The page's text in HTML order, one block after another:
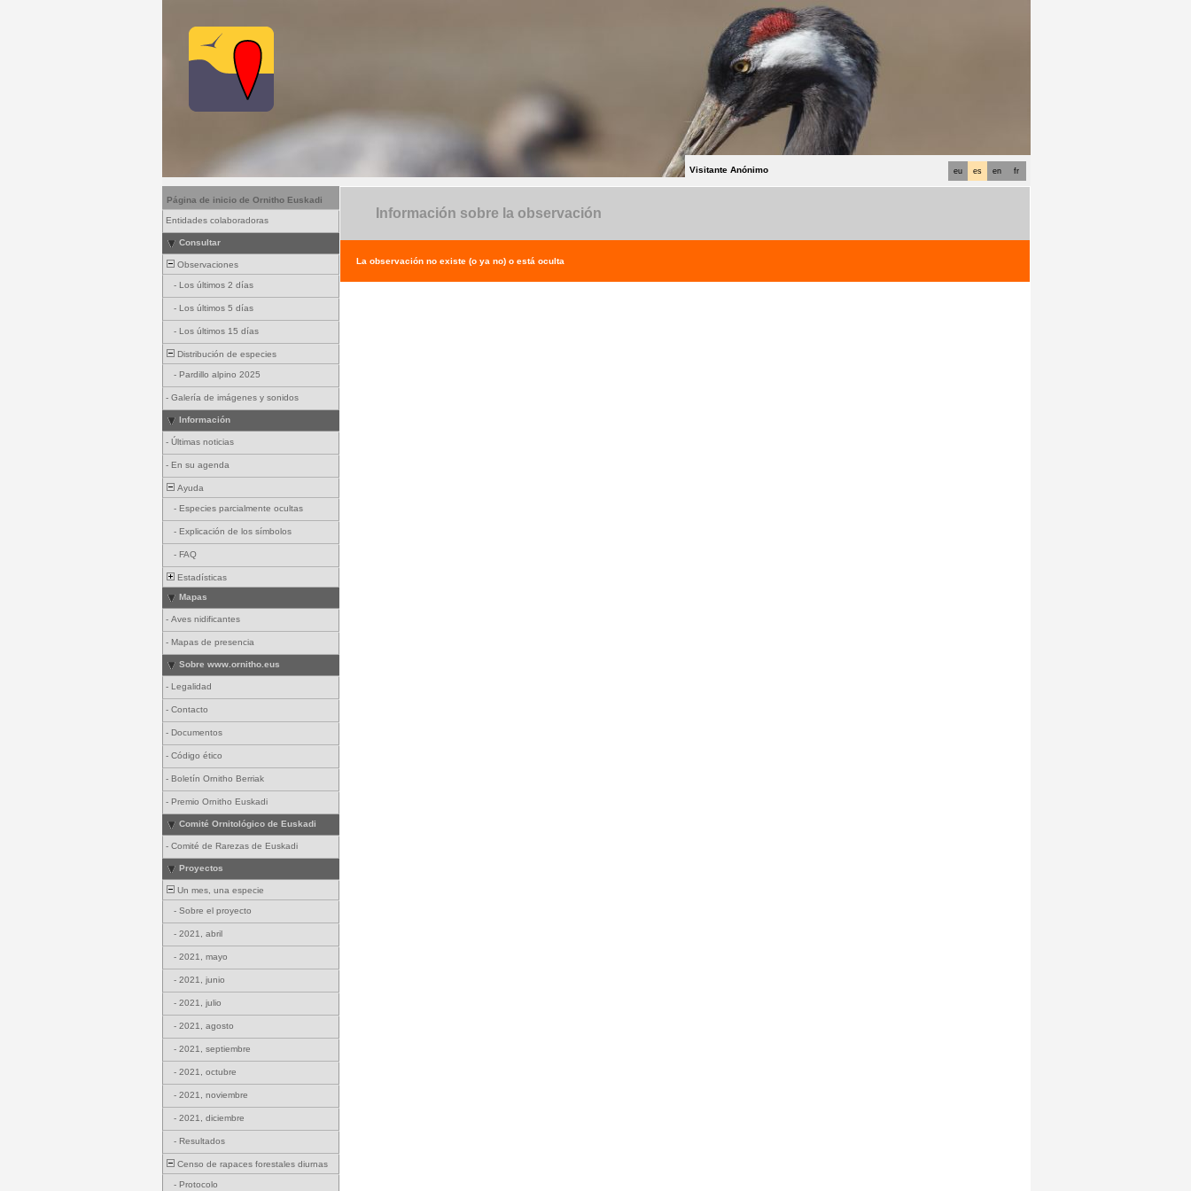
fr
en
es
eu
Visitante Anónimo
Página de inicio de Ornitho Euskadi
Entidades colaboradoras
Consultar
Observaciones
- Los últimos 2 días
- Los últimos 5 días
- Los últimos 15 días
Distribución de especies
- Pardillo alpino 2025
- Galería de imágenes y sonidos
Información
- Últimas noticias
- En su agenda
Ayuda
- Especies parcialmente ocultas
- Explicación de los símbolos
- FAQ
Estadísticas
Mapas
- Aves nidificantes
- Mapas de presencia
Sobre www.ornitho.eus
- Legalidad
- Contacto
- Documentos
- Código ético
- Boletín Ornitho Berriak
- Premio Ornitho Euskadi
Comité Ornitológico de Euskadi
- Comité de Rarezas de Euskadi
Proyectos
Un mes, una especie
- Sobre el proyecto
- 2021, abril
- 2021, mayo
- 2021, junio
- 2021, julio
- 2021, agosto
- 2021, septiembre
- 2021, octubre
- 2021, noviembre
- 2021, diciembre
- Resultados
Censo de rapaces forestales diurnas
- Protocolo
Información sobre la observación
La observación no existe (o ya no) o está oculta